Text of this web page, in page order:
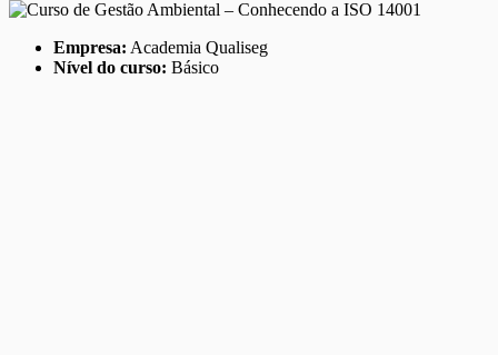
Empresa: Academia Qualiseg
Nível do curso: Básico